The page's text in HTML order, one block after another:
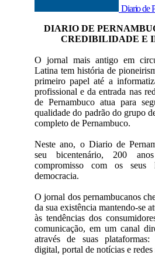
Diario de
DIARIO DE
CREDIBILIDADE E
O jornal mais antigo em
Latina tem história de
primeiro papel até a
profissional e da entrada nas
de Pernambuco atua para
qualidade do padrão do grupo
completo de Pernambuco.
Neste ano, o Diario de
seu bicentenário, 200
compromisso com os
democracia.
O jornal dos pernambucanos
da sua existência mantendo-se
às tendências dos
comunicação, em um canal
através de suas
digital, portal de notícias e redes